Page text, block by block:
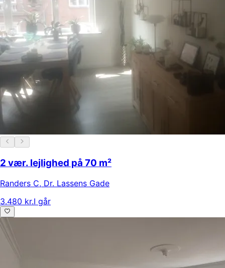
2 vær. lejlighed på 70 m²
Randers C, Dr. Lassens Gade
3.480 kr.I går